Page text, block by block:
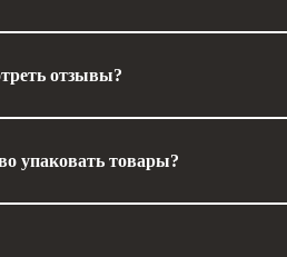
отзывы?
упаковать товары?